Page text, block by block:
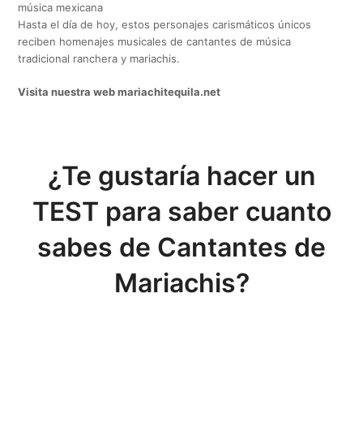
música mexicana
Hasta el día de hoy, estos personajes carismáticos únicos
reciben homenajes musicales de cantantes de música
tradicional ranchera y mariachis.
Visita nuestra web mariachitequila.net
¿Te gustaría hacer un
TEST para saber cuanto
sabes de Cantantes de
Mariachis?